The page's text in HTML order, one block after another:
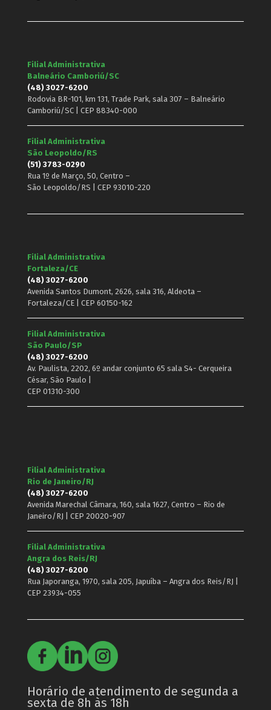
Filial Administrativa
Balneário Camboriú/SC
(48) 3027-6200
Rodovia BR-101, km 131, Trade Park, sala 307 – Balneário
Camboriú/SC | CEP 88340-000
Filial Administrativa
São Leopoldo/RS
(51) 3783-0290
Rua 1º de Março, 50, Centro –
São Leopoldo/RS | CEP 93010-220
Filial Administrativa
Fortaleza/CE
(48) 3027-6200
Avenida Santos Dumont, 2626, sala 316, Aldeota –
Fortaleza/CE | CEP 60150-162
Filial Administrativa
São Paulo/SP
(48) 3027-6200
Av. Paulista, 2202, 6º andar conjunto 65 sala S4- Cerqueira
César, São Paulo |
CEP 01310-300
Filial Administrativa
Rio de Janeiro/RJ
(48) 3027-6200
Avenida Marechal Câmara, 160, sala 1627, Centro – Rio de
Janeiro/RJ | CEP 20020-907
Filial Administrativa
Angra dos Reis/RJ
(48) 3027-6200
Rua Japoranga, 1970, sala 205, Japuíba – Angra dos Reis/RJ |
CEP 23934-055
Horário de atendimento de segunda a
sexta de 8h às 18h